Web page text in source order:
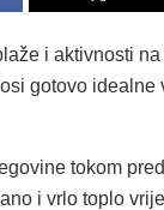
i aktivnosti na
gotovo idealne
tokom
i vrlo toplo